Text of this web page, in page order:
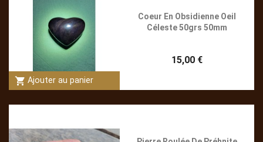
shopping_cart Ajouter au panier
Coeur En Obsidienne Oeil
Céleste 50grs 50mm
15,00 €